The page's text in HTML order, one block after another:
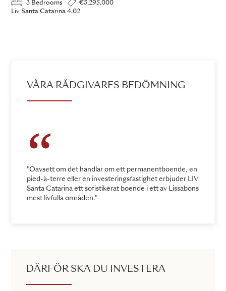
3 Bedrooms
€3,295,000
Liv Santa Catarina 4.02
VÅRA RÅDGIVARES BEDÖMNING
"Oavsett om det handlar om ett permanentboende, en
pied-à-terre eller en investeringsfastighet erbjuder LIV
Santa Catarina ett sofistikerat boende i ett av Lissabons
mest livfulla områden."
DÄRFÖR SKA DU INVESTERA